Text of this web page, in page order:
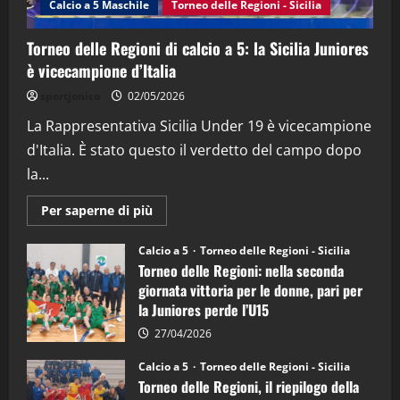
4 15/04/2026
"SportEmpire" in Podcast
“SportEmpire” in Podcast: 26^ Puntata
08/04/2026
Calcio a 5 Maschile Torneo delle Regioni - Sicilia
Torneo delle Regioni di calcio a 5: la Sicilia Juniores
è vicecampione d’Italia
02/05/2026
La Rappresentativa Sicilia Under 19 è vicecampione
d'Italia. È stato questo il verdetto del campo dopo
la...
Per saperne di più
informazioni
Torneo
delle
Regioni
di
calcio
a
5:
la
Juniores
è
vicecampione
Calcio a 5 Torneo delle Regioni - Sicilia
Torneo delle Regioni: nella seconda
giornata vittoria per le donne, pari per
la Juniores perde l’U15
27/04/2026
Calcio a 5 Torneo delle Regioni - Sicilia
Torneo delle Regioni, il riepilogo della